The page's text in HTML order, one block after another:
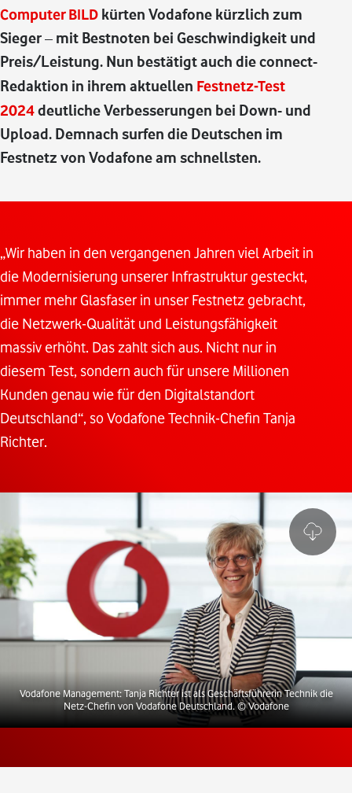
Computer BILD kürten Vodafone kürzlich zum
Sieger – mit Bestnoten bei Geschwindigkeit und
Preis/Leistung. Nun bestätigt auch die connect-
Redaktion in ihrem aktuellen Festnetz-Test
2024deutliche Verbesserungen bei Down- und
Upload. Demnach surfen die Deutschen im
Festnetz von Vodafone am schnellsten.
„Wir haben in den vergangenen Jahren viel Arbeit in
die Modernisierung unserer Infrastruktur gesteckt,
immer mehr Glasfaser in unser Festnetz gebracht,
die Netzwerk-Qualität und Leistungsfähigkeit
massiv erhöht. Das zahlt sich aus. Nicht nur in
diesem Test, sondern auch für unsere Millionen
Kunden genau wie für den Digitalstandort
Deutschland“, so Vodafone Technik-Chefin Tanja
Richter.
Vodafone Management: Tanja Richter ist als Geschäftsführerin Technik die
Netz-Chefin von Vodafone Deutschland. © Vodafone